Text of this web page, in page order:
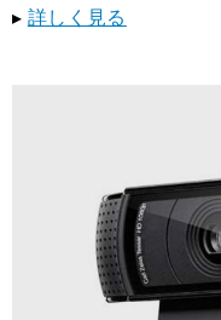
▸ 詳しく見る